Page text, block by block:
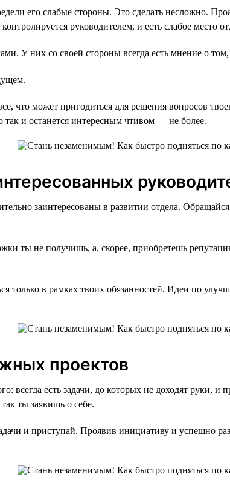
его слабые стороны. Это сделать несложно.
руководителем, и есть слабое место
У них со своей стороны всегда есть мнение о
что может пригодиться для решения вопросов
так и останется интересным чтивом — не более.
заинтересованы в развитии отдела.
ты не получишь, а, скорее, приобретешь
только в рамках твоих обязанностей. Идеи по
проектов
всегда есть задачи, до которых не доходят руки,
ты заявишь о себе.
и приступай. Проявив инициативу и успешно